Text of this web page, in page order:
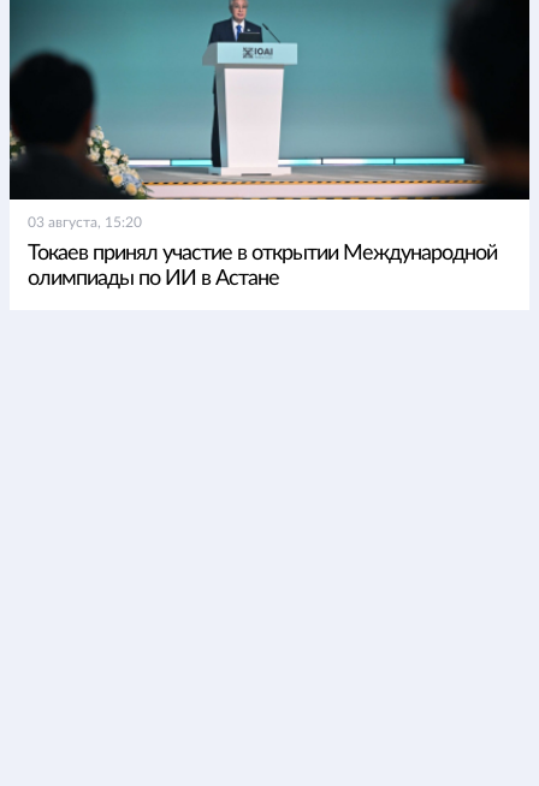
03 августа, 15:20
Токаев принял участие в открытии Международной
олимпиады по ИИ в Астане